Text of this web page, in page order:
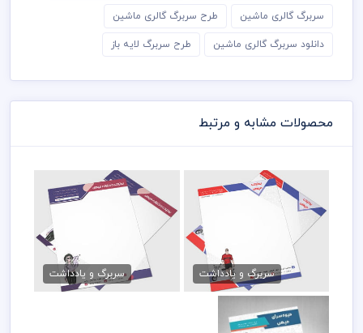
سربرگ گالری ماشین طرح سربرگ گالری ماشین
دانلود سربرگ گالری ماشین طرح سربرگ لایه باز
محصولات مشابه و مرتبط
فایل سربرگ پوشاک مردانه
79,000 تومانسربرگ و یادداشت
سربرگ بوتیک لباس
79,000 تومانسربرگ و یادداشت